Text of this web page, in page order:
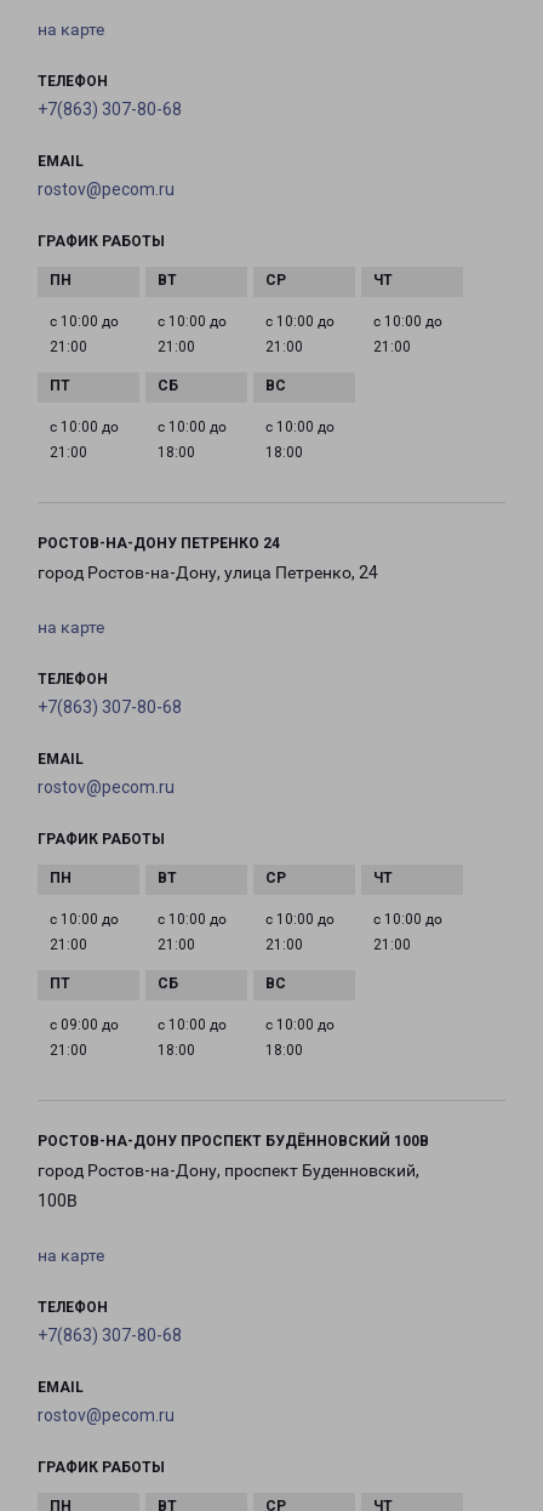
на карте
ТЕЛЕФОН
+7(863) 307-80-68
EMAIL
rostov@pecom.ru
ГРАФИК РАБОТЫ
с 10:00 до
21:00
с 10:00 до
21:00
с 10:00 до
21:00
с 10:00 до
21:00
с 10:00 до
21:00
с 10:00 до
18:00
с 10:00 до
18:00
РОСТОВ-НА-ДОНУ ПЕТРЕНКО 24
город Ростов-на-Дону, улица Петренко, 24
на карте
ТЕЛЕФОН
+7(863) 307-80-68
EMAIL
rostov@pecom.ru
ГРАФИК РАБОТЫ
с 10:00 до
21:00
с 10:00 до
21:00
с 10:00 до
21:00
с 10:00 до
21:00
с 09:00 до
21:00
с 10:00 до
18:00
с 10:00 до
18:00
РОСТОВ-НА-ДОНУ ПРОСПЕКТ БУДЁННОВСКИЙ 100В
город Ростов-на-Дону, проспект Буденновский,
100В
на карте
ТЕЛЕФОН
+7(863) 307-80-68
EMAIL
rostov@pecom.ru
ГРАФИК РАБОТЫ